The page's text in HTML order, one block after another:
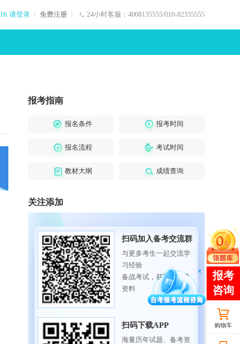
24小时客服：4008135555/010-82335555
Hi 请登录 免费注册
报考指南
报名条件 报考时间
报名流程 考试时间
教材大纲 成绩查询
关注添加
扫码加入备考交流群
与更多考生一起交流学
习经验
备战考试，获取试题及
资料
扫码下载APP
海量历年试题、备考资
购物车